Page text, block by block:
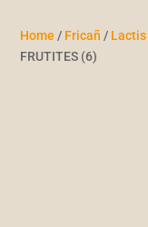
Home / Fricañ / Lactis
FRUTITES (6)